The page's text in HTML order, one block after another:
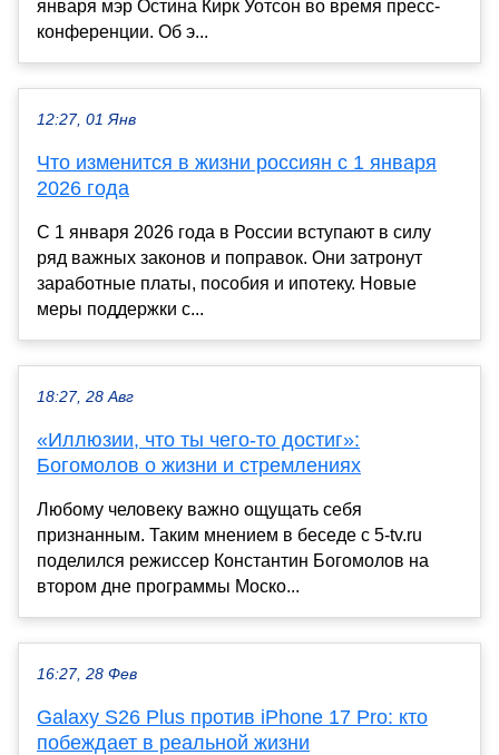
января мэр Остина Кирк Уотсон во время пресс-
конференции. Об э...
12:27, 01 Янв
Что изменится в жизни россиян с 1 января
2026 года
С 1 января 2026 года в России вступают в силу
ряд важных законов и поправок. Они затронут
заработные платы, пособия и ипотеку. Новые
меры поддержки с...
18:27, 28 Авг
«Иллюзии, что ты чего-то достиг»:
Богомолов о жизни и стремлениях
Любому человеку важно ощущать себя
признанным. Таким мнением в беседе с 5-tv.ru
поделился режиссер Константин Богомолов на
втором дне программы Моско...
16:27, 28 Фев
Galaxy S26 Plus против iPhone 17 Pro: кто
побеждает в реальной жизни